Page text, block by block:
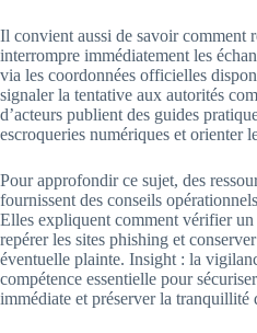
Il convient aussi de savoir comment
interrompre immédiatement les
via les coordonnées officielles
signaler la tentative aux autorités
d’acteurs publient des guides
escroqueries numériques et orienter
Pour approfondir ce sujet, des
fournissent des conseils
Elles expliquent comment vérifier
repérer les sites phishing et
éventuelle plainte. Insight : la
compétence essentielle pour
immédiate et préserver la tranquillité